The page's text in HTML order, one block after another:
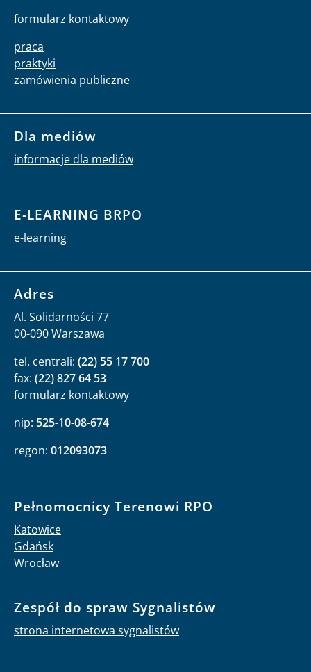
formularz kontaktowy
praca
praktyki
zamówienia publiczne
Dla mediów
informacje dla mediów
E-LEARNING BRPO
e-learning
Adres
Al. Solidarności 77
00-090 Warszawa
tel. centrali: (22) 55 17 700
fax: (22) 827 64 53
formularz kontaktowy
nip: 525-10-08-674
regon: 012093073
Pełnomocnicy Terenowi RPO
Katowice
Gdańsk
Wrocław
Zespół do spraw Sygnalistów
strona internetowa sygnalistów